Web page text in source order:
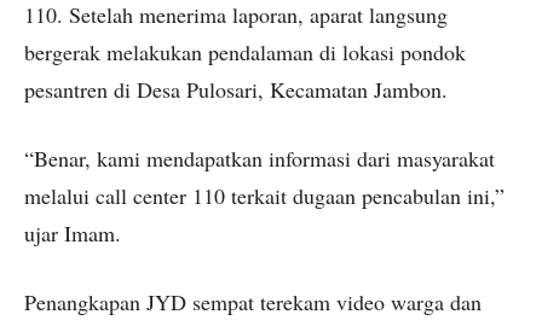
110. Setelah menerima laporan, aparat langsung
bergerak melakukan pendalaman di lokasi pondok
pesantren di Desa Pulosari, Kecamatan Jambon.
“Benar, kami mendapatkan informasi dari masyarakat
melalui call center 110 terkait dugaan pencabulan ini,”
ujar Imam.
Penangkapan JYD sempat terekam video warga dan